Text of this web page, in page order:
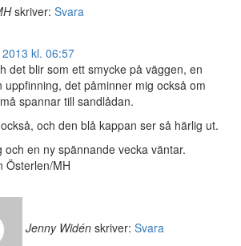
skriver: Svara
kl. 06:57
det blir som ett smycke på väggen, en
uppfinning, det påminner mig också om
spannar till sandlådan.
och den blå kappan ser så härlig ut.
och en ny spännande vecka väntar.
Österlen/MH
Jenny Widén skriver: Svara